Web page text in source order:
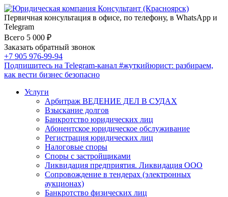
Первичная консультация в офисе, по телефону, в WhatsApp и
Telegram
Всего 5 000 ₽
Заказать обратный звонок
+7 905 976-99-94
Подпишитесь на Telegram-канал #жуткийюрист: разбираем,
как вести бизнес безопасно
Услуги
Арбитраж ВЕДЕНИЕ ДЕЛ В СУДАХ
Взыскание долгов
Банкротство юридических лиц
Абонентское юридическое обслуживание
Регистрация юридических лиц
Налоговые споры
Споры с застройщиками
Ликвидация предприятия. Ликвидация ООО
Сопровождение в тендерах (электронных
аукционах)
Банкротство физических лиц